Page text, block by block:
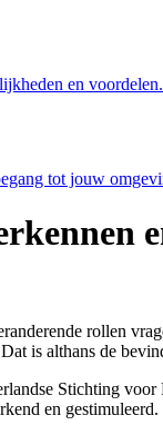
en voordelen.
tot jouw
rollen
is althans de
Stichting
en